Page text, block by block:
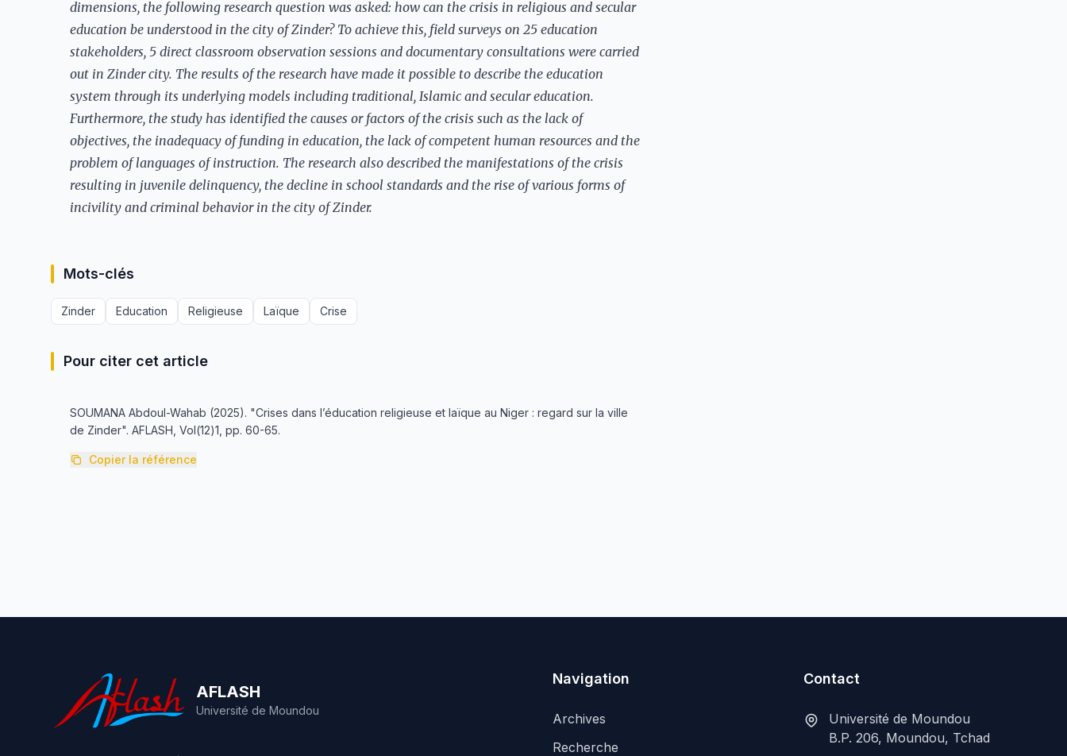
dimensions, the following research question was asked: how can the crisis in religious and secular
education be understood in the city of Zinder? To achieve this, field surveys on 25 education
stakeholders, 5 direct classroom observation sessions and documentary consultations were carried
out in Zinder city. The results of the research have made it possible to describe the education
system through its underlying models including traditional, Islamic and secular education.
Furthermore, the study has identified the causes or factors of the crisis such as the lack of
objectives, the inadequacy of funding in education, the lack of competent human resources and the
problem of languages of instruction. The research also described the manifestations of the crisis
resulting in juvenile delinquency, the decline in school standards and the rise of various forms of
incivility and criminal behavior in the city of Zinder.
Mots-clés
Zinder Education Religieuse Laïque Crise
Pour citer cet article
SOUMANA Abdoul-Wahab (2025). "Crises dans l’éducation religieuse et laïque au Niger : regard sur la ville
de Zinder". AFLASH, Vol(12)1, pp. 60-65.
Copier la référence
AFLASH
Université de Moundou
Navigation
Archives
Recherche
Contact
Université de Moundou
B.P. 206, Moundou, Tchad